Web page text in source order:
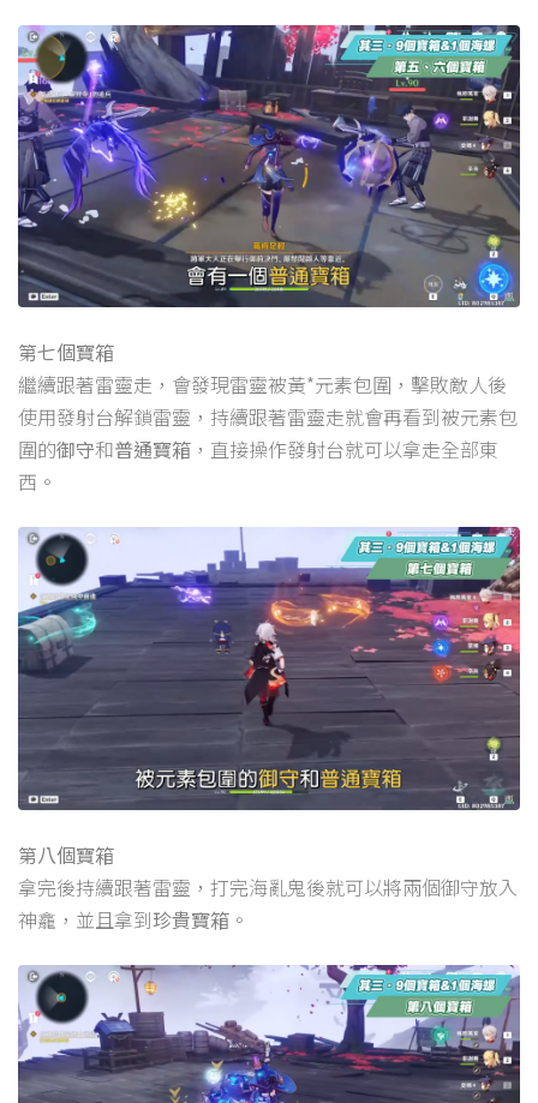
第七個寶箱
繼續跟著雷靈走，會發現雷靈被黃*元素包圍，擊敗敵人後
使用發射台解鎖雷靈，持續跟著雷靈走就會再看到被元素包
圍的御守和普通寶箱 ，直接操作發射台就可以拿走全部東
西。
第八個寶箱
拿完後持續跟著雷靈，打完海亂鬼後就可以將兩個御守放入
神龕，並且拿到珍貴寶箱 。